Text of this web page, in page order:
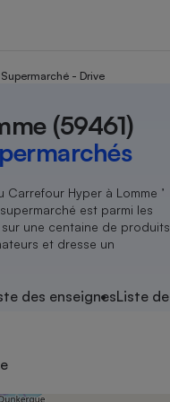
Supermarché - Drive
(59461)
Hyper à Lomme ’
est parmi les
une centaine de produits
et dresse un
des enseignesListe
Additifs
auto
- Grande surface
de vente -
de défense
judiciairegratuit
- Vente - Travaux
électrique
administrative
marchand
aérien